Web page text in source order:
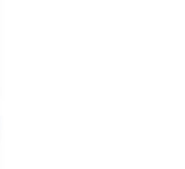
入りに追加